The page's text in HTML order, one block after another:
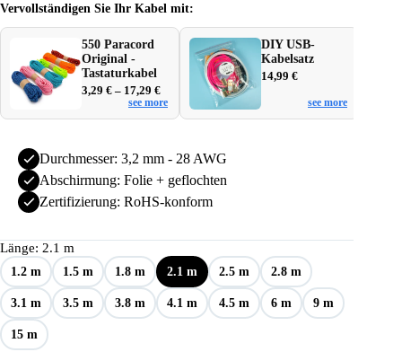
35,98 €
Vervollständigen Sie Ihr Kabel mit:
550 Paracord
Original -
Tastaturkabel
3,29€ – 17,29€Preisspanne:
3,29 €
bis
see more
DIY USB-
Kabelsatz
14,99€
see more
Durchmesser: 3,2 mm - 28 AWG
Abschirmung: Folie + geflochten
Zertifizierung: RoHS-konform
Länge: 2.1 m
1.2 m 1.5 m 1.8 m 2.1 m 2.5 m 2.8 m
3.1 m 3.5 m 3.8 m 4.1 m 4.5 m 6 m 9 m
15 m